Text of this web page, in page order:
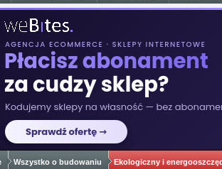
Wszystko o budowaniu Ekologiczny i